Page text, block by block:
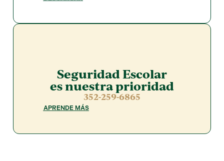
Seguridad Escolar
es nuestra prioridad
352-259-6865
APRENDE MÁS